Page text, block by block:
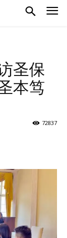
圣保
本笃
72837